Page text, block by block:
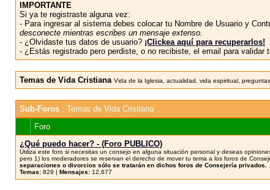
IMPORTANTE
Si ya te registraste alguna vez:
- Para ingresar al sistema debes colocar tu Nombre de Usuario y
desconecte mientras escribes un mensaje extenso.
- ¿Olvidaste tus datos de usuario? ¡Clickea aquí para recuperarlos!
- ¿Estás registrado pero perdiste, o no recibiste, el email para validar
Temas de Vida Cristiana Vida de la Iglesia, actualidad, vida espiritual,
Sub-Foros : Temas de Vida Cristiana
Foro
¿Qué puedo hacer? - (Foro PUBLICO)
Utiliza este foro si necesitas un consejo en alguna situación personal y deseas
pero 1) los moderadores se reservan el derecho de mover tu tema a los foros de
separaciones o divorcios sólo se tratarán en dichos foros de Consejería privados.
Temas: 829 | Mensajes: 12,677